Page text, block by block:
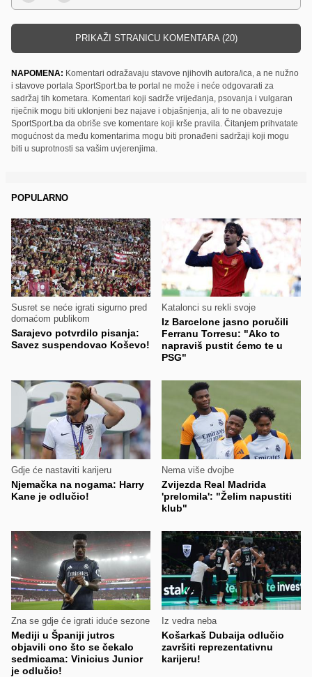
PRIKAŽI STRANICU KOMENTARA (20)
NAPOMENA: Komentari odražavaju stavove njihovih autora/ica, a ne nužno
i stavove portala SportSport.ba te portal ne može i neće odgovarati za
sadržaj tih kometara. Komentari koji sadrže vrijeđanja, psovanja i vulgaran
riječnik mogu biti uklonjeni bez najave i objašnjenja, ali to ne obavezuje
SportSport.ba da obriše sve komentare koji krše pravila. Čitanjem prihvatate
mogućnost da među komentarima mogu biti pronađeni sadržaji koji mogu
biti u suprotnosti sa vašim uvjerenjima.
POPULARNO
Susret se neće igrati sigurno pred
domaćom publikom
Sarajevo potvrdilo pisanja:
Savez suspendovao Koševo!
Katalonci su rekli svoje
Iz Barcelone jasno poručili
Ferranu Torresu: "Ako to
napraviš pustit ćemo te u
PSG"
Gdje će nastaviti karijeru
Njemačka na nogama: Harry
Kane je odlučio!
Nema više dvojbe
Zvijezda Real Madrida
'prelomila': "Želim napustiti
klub"
Zna se gdje će igrati iduće sezone
Mediji u Španiji jutros
objavili ono što se čekalo
sedmicama: Vinicius Junior
je odlučio!
Iz vedra neba
Košarkaš Dubaija odlučio
završiti reprezentativnu
karijeru!